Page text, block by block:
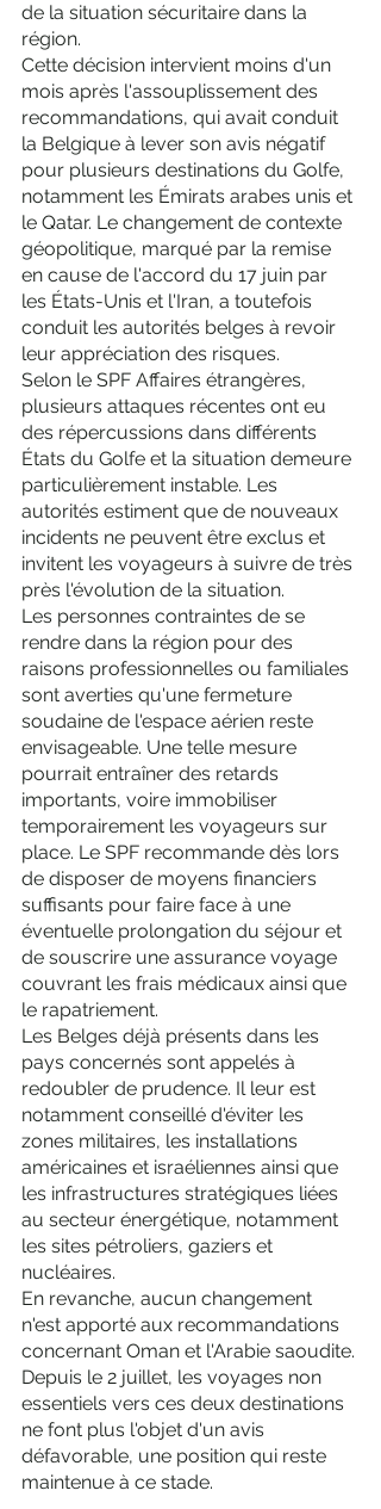
de la situation sécuritaire dans la
région.
Cette décision intervient moins d'un
mois après l'assouplissement des
recommandations, qui avait conduit
la Belgique à lever son avis négatif
pour plusieurs destinations du Golfe,
notamment les Émirats arabes unis et
le Qatar. Le changement de contexte
géopolitique, marqué par la remise
en cause de l'accord du 17 juin par
les États-Unis et l'Iran, a toutefois
conduit les autorités belges à revoir
leur appréciation des risques.
Selon le SPF Affaires étrangères,
plusieurs attaques récentes ont eu
des répercussions dans différents
États du Golfe et la situation demeure
particulièrement instable. Les
autorités estiment que de nouveaux
incidents ne peuvent être exclus et
invitent les voyageurs à suivre de très
près l'évolution de la situation.
Les personnes contraintes de se
rendre dans la région pour des
raisons professionnelles ou familiales
sont averties qu'une fermeture
soudaine de l'espace aérien reste
envisageable. Une telle mesure
pourrait entraîner des retards
importants, voire immobiliser
temporairement les voyageurs sur
place. Le SPF recommande dès lors
de disposer de moyens financiers
suffisants pour faire face à une
éventuelle prolongation du séjour et
de souscrire une assurance voyage
couvrant les frais médicaux ainsi que
le rapatriement.
Les Belges déjà présents dans les
pays concernés sont appelés à
redoubler de prudence. Il leur est
notamment conseillé d'éviter les
zones militaires, les installations
américaines et israéliennes ainsi que
les infrastructures stratégiques liées
au secteur énergétique, notamment
les sites pétroliers, gaziers et
nucléaires.
En revanche, aucun changement
n'est apporté aux recommandations
concernant Oman et l'Arabie saoudite.
Depuis le 2 juillet, les voyages non
essentiels vers ces deux destinations
ne font plus l'objet d'un avis
défavorable, une position qui reste
maintenue à ce stade.